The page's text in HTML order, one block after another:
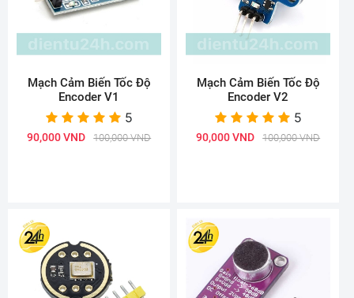
Mạch Cảm Biến Tốc Độ
Encoder V1
5
90,000 VND 100,000 VND
Mạch Cảm Biến Tốc Độ
Encoder V2
5
90,000 VND 100,000 VND